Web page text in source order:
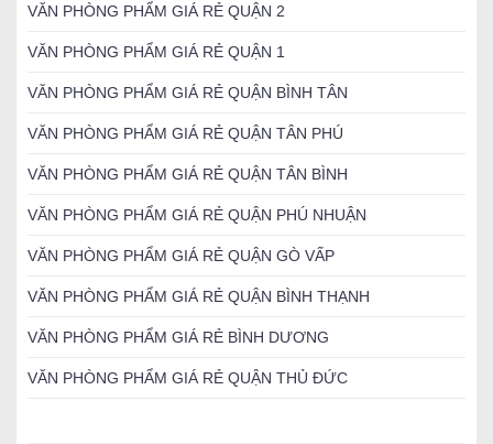
VĂN PHÒNG PHẨM GIÁ RẺ QUẬN 2
VĂN PHÒNG PHẨM GIÁ RẺ QUẬN 1
VĂN PHÒNG PHẨM GIÁ RẺ QUẬN BÌNH TÂN
VĂN PHÒNG PHẨM GIÁ RẺ QUẬN TÂN PHÚ
VĂN PHÒNG PHẨM GIÁ RẺ QUẬN TÂN BÌNH
VĂN PHÒNG PHẨM GIÁ RẺ QUẬN PHÚ NHUẬN
VĂN PHÒNG PHẨM GIÁ RẺ QUẬN GÒ VẤP
VĂN PHÒNG PHẨM GIÁ RẺ QUẬN BÌNH THẠNH
VĂN PHÒNG PHẨM GIÁ RẺ BÌNH DƯƠNG
VĂN PHÒNG PHẨM GIÁ RẺ QUẬN THỦ ĐỨC